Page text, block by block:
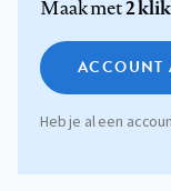
Maak met2
ACCOUNT
Heb je al een